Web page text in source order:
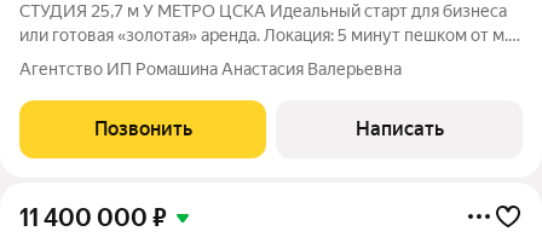
СТУДИЯ 25,7 м У МЕТРО ЦСКА Идеальный старт для бизнеса
или готовая «золотая» аренда. Локация: 5 минут пешком от м.
ЦСКА. Тихое место, но с удобным выездом на ТТК и Садовое.
Что внутри: Готовая отделка. Можно заезжать сразу или
арендовать «под
Агентство ИП Ромашина Анастасия Валерьевна
Позвонить Написать
11 400 000 ₽